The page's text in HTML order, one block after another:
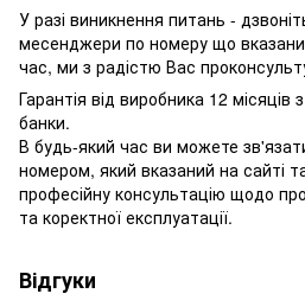
У разі виникнення питань -
месенджери по номеру що
час, ми з радістю Вас
Гарантія від виробника 12 місяців
банки.
В будь-який час ви можете
номером, який вказаний на сайті
професійну консультацію щодо
та коректної експлуатації.
Відгуки